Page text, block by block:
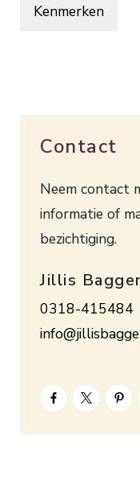
Kenmerken
Contact
Neem contact
informatie of
bezichtiging.
Jillis
0318-415484